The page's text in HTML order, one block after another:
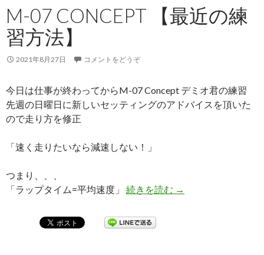
M-07 CONCEPT 【最近の練
習方法】
2021年8月27日 コメントをどうぞ
今日は仕事が終わってからM-07 Concept デミオ君の練習
先週の日曜日に新しいセッティングのアドバイスを頂いた
ので走り方を修正
「速く走りたいなら減速しない！」
つまり、、、
「ラップタイム=平均速度」 続きを読む M-07 Concept 【最
→